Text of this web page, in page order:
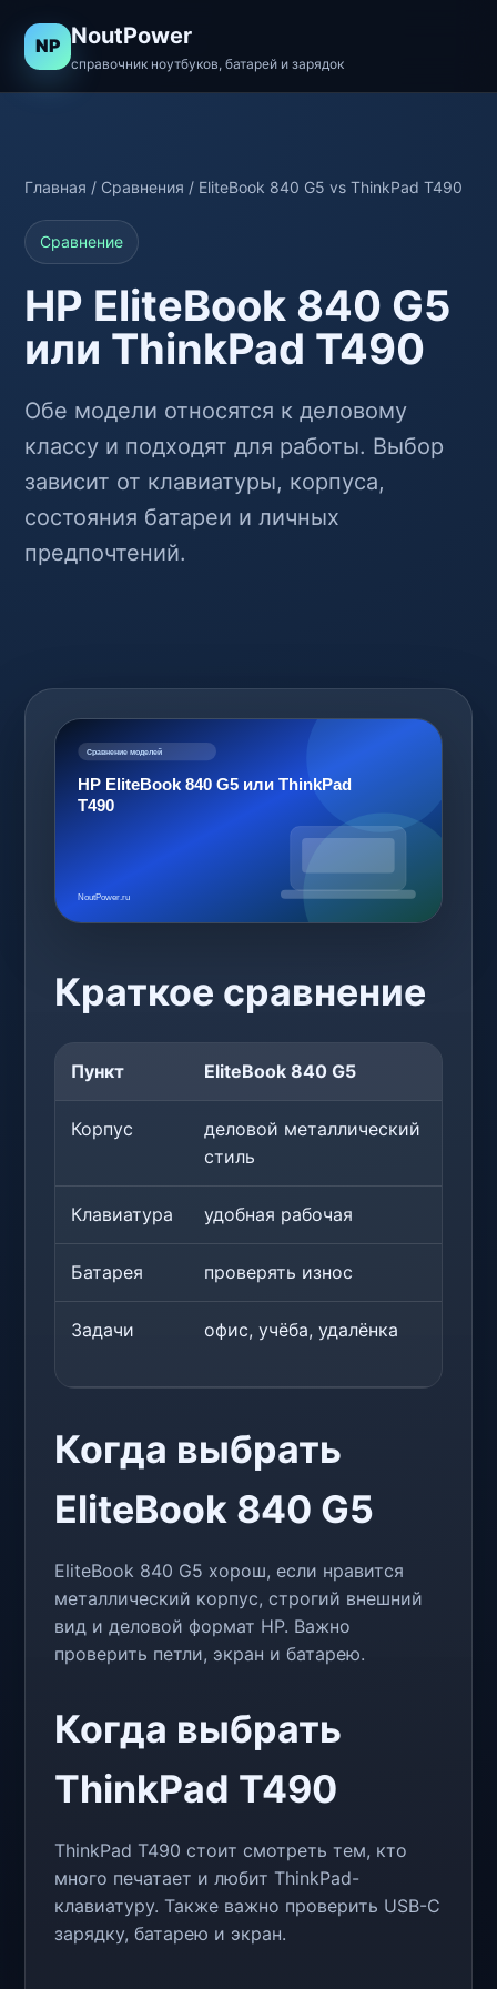
NP NoutPower
справочник ноутбуков, батарей и зарядок
Главная / Сравнения / EliteBook 840 G5 vs ThinkPad T490
Сравнение
HP EliteBook 840 G5
или ThinkPad T490
Обе модели относятся к деловому
классу и подходят для работы. Выбор
зависит от клавиатуры, корпуса,
состояния батареи и личных
предпочтений.
Краткое сравнение
Пункт EliteBook 840 G5
Корпус
деловой металлический
стиль
Клавиатура удобная рабочая
Батарея проверять износ
Задачи офис, учёба, удалёнка
Когда выбрать
EliteBook 840 G5
EliteBook 840 G5 хорош, если нравится
металлический корпус, строгий внешний
вид и деловой формат HP. Важно
проверить петли, экран и батарею.
Когда выбрать
ThinkPad T490
ThinkPad T490 стоит смотреть тем, кто
много печатает и любит ThinkPad-
клавиатуру. Также важно проверить USB-C
зарядку, батарею и экран.